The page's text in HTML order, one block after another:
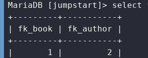
MariaDB [jumpstart]> select
| fk_book |
fk_author
|
+---------+-----------+
|
1
|         2 |